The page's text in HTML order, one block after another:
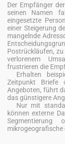
Der Empfänger
seinen Namen
eingesetzte
einer Steigerung
mangelnde
Postrückläufen,
verlorenem
frustrieren die
Erhalten
Zeitpunkt Briefe
Angeboten, führt
das günstigere
Nur mit
können externe
Segmentierung
mikrogeografische